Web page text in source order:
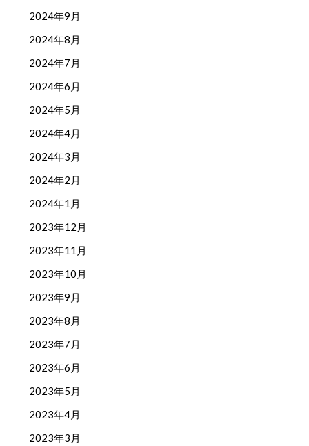
2024年9月
2024年8月
2024年7月
2024年6月
2024年5月
2024年4月
2024年3月
2024年2月
2024年1月
2023年12月
2023年11月
2023年10月
2023年9月
2023年8月
2023年7月
2023年6月
2023年5月
2023年4月
2023年3月